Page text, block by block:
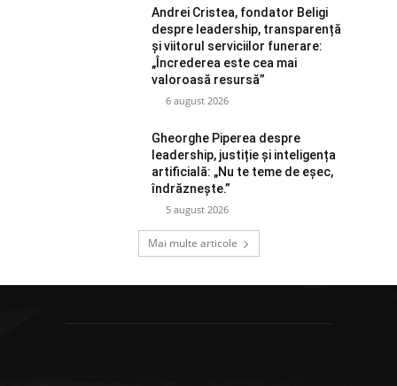
Andrei Cristea, fondator Beligi
despre leadership, transparență
și viitorul serviciilor funerare:
„Încrederea este cea mai
valoroasă resursă”
6 august 2026
Gheorghe Piperea despre
leadership, justiție și inteligența
artificială: „Nu te teme de eșec,
îndrăznește.”
5 august 2026
Mai multe articole